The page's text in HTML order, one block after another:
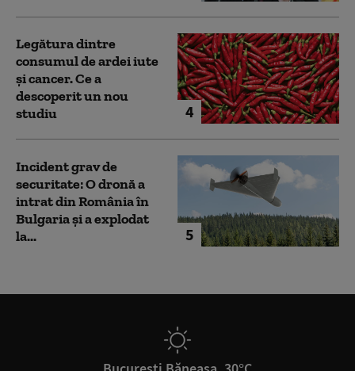
4
Legătura dintre
consumul de ardei iute
și cancer. Ce a
descoperit un nou
studiu
5
Incident grav de
securitate: O dronă a
intrat din România în
Bulgaria şi a explodat
la...